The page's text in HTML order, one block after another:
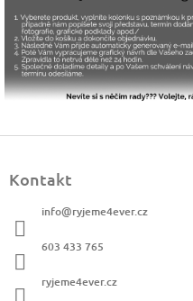
Kontakt
info@ryjeme4ever.cz
603 433 765
ryjeme4ever.cz